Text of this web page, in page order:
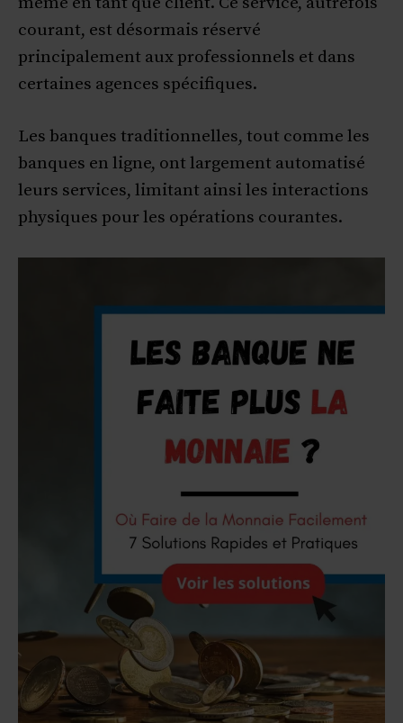
courant, est désormais réservé
principalement aux professionnels et dans
certaines agences spécifiques.
Les banques traditionnelles, tout comme les
banques en ligne, ont largement automatisé
leurs services, limitant ainsi les interactions
physiques pour les opérations courantes.